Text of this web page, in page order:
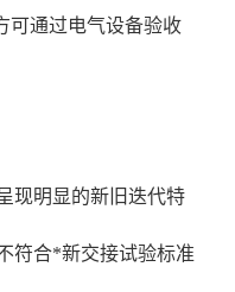
可通过电气设备验收
现明显的新旧迭代特
符合*新交接试验标准